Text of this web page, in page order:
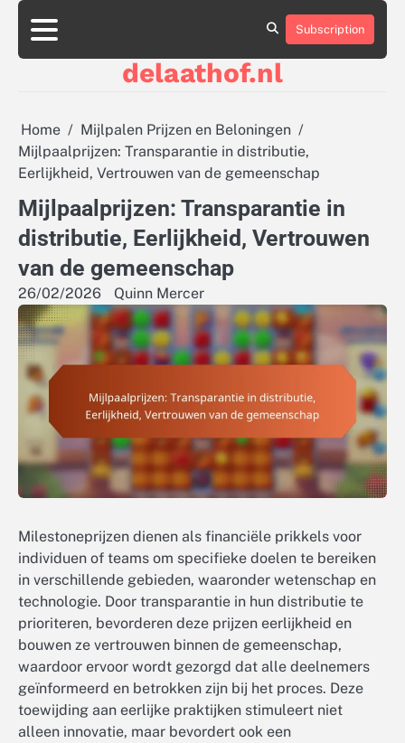
Skip
content
About
Contact
Cookie
Privacy
Sitemap
Terms
Conditions
Subscription
delaathof.nl
Home
Mijlpalen Prijzen en Beloningen
Mijlpaalprijzen: Transparantie in distributie,
Eerlijkheid, Vertrouwen van de gemeenschap
Mijlpaalprijzen: Transparantie in
distributie, Eerlijkheid, Vertrouwen
van de gemeenschap
26/02/2026 Quinn Mercer
Milestoneprijzen dienen als financiële prikkels voor
individuen of teams om specifieke doelen te bereiken
in verschillende gebieden, waaronder wetenschap en
technologie. Door transparantie in hun distributie te
prioriteren, bevorderen deze prijzen eerlijkheid en
bouwen ze vertrouwen binnen de gemeenschap,
waardoor ervoor wordt gezorgd dat alle deelnemers
geïnformeerd en betrokken zijn bij het proces. Deze
toewijding aan eerlijke praktijken stimuleert niet
alleen innovatie, maar bevordert ook een